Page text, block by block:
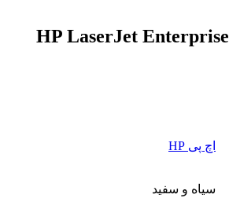
پرینتر HP مدل HP LaserJet Enterprise
اچ پی HP
سیاه و سفید